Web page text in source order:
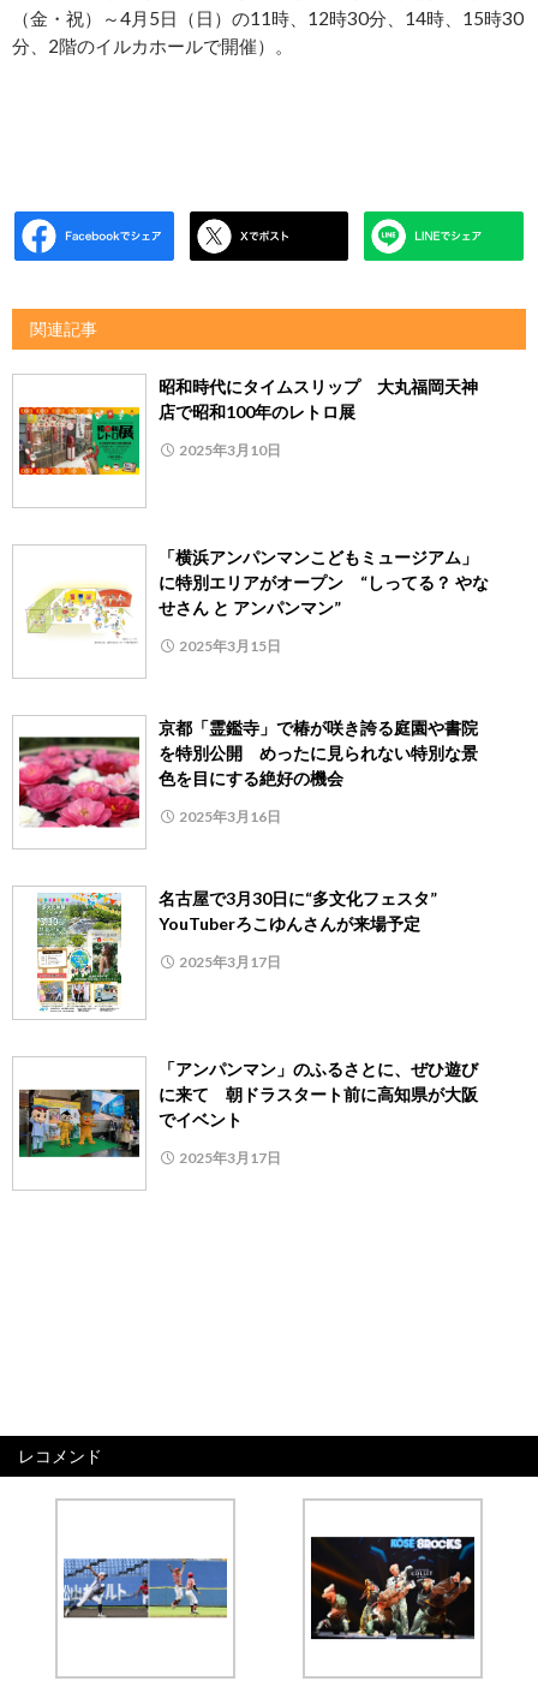
（金・祝）～4月5日（日）の11時、12時30分、14時、15時30
分、2階のイルカホールで開催）。
関連記事
昭和時代にタイムスリップ 大丸福岡天神
店で昭和100年のレトロ展
2025年3月10日
「横浜アンパンマンこどもミュージアム」
に特別エリアがオープン “しってる？ やな
せさん と アンパンマン”
2025年3月15日
京都「霊鑑寺」で椿が咲き誇る庭園や書院
を特別公開 めったに見られない特別な景
色を目にする絶好の機会
2025年3月16日
名古屋で3月30日に“多文化フェスタ”
YouTuberろこゆんさんが来場予定
2025年3月17日
「アンパンマン」のふるさとに、ぜひ遊び
に来て 朝ドラスタート前に高知県が大阪
でイベント
2025年3月17日
レコメンド